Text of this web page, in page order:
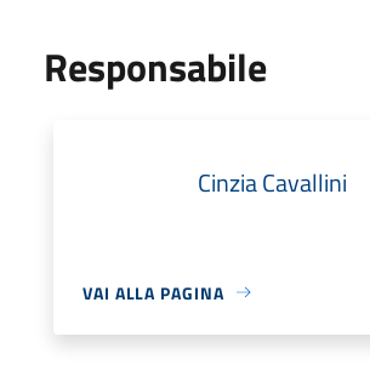
Responsabile
Cinzia Cavallini
VAI ALLA PAGINA